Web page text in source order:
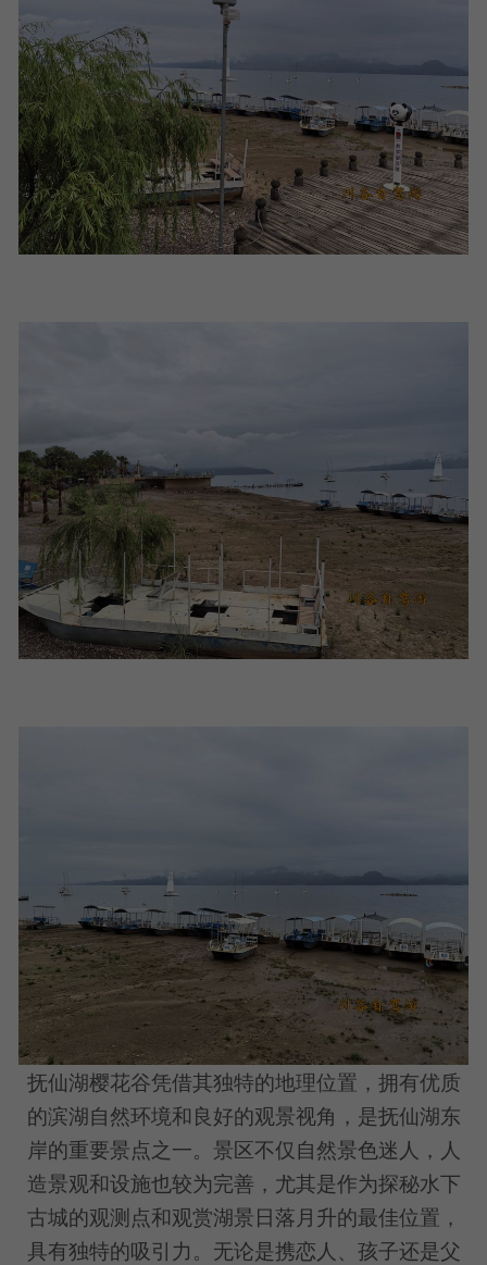
抚仙湖樱花谷凭借其独特的地理位置，拥有优质
的滨湖自然环境和良好的观景视角，是抚仙湖东
岸的重要景点之一。景区不仅自然景色迷人，人
造景观和设施也较为完善，尤其是作为探秘水下
古城的观测点和观赏湖景日落月升的最佳位置，
具有独特的吸引力。无论是携恋人、孩子还是父